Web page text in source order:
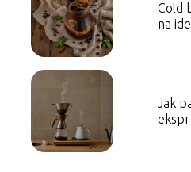
Cold
na
Jak